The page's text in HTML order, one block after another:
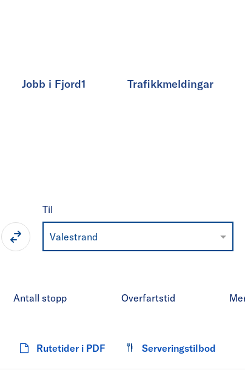
Jobb i Fjord1 Trafikkmeldingar
Til
Valestrand
Antall stopp Overfartstid
Rutetider i PDF Serveringstilbod